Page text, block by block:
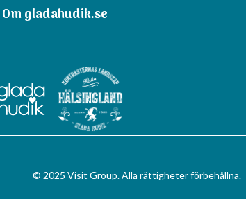
Om gladahudik.se
© 2025 Visit Group. Alla rättigheter förbehållna.